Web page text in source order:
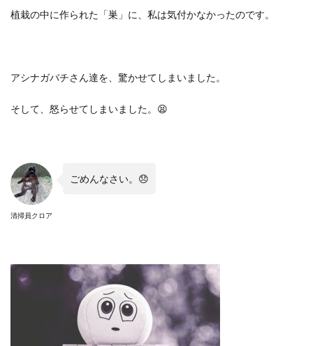
植栽の中に作られた「巣」に、私は気付かなかったのです。
アシナガバチさん達を、驚かせてしまいました。
そして、怒らせてしまいました。 😫
清掃員クロア
ごめんなさい。 😞